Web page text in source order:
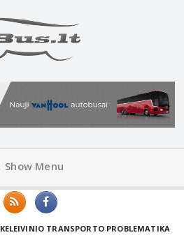
Show Menu
KELEIVINIO TRANSPORTO PROBLEMATIKA